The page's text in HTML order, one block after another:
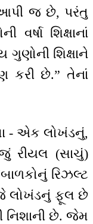
જ છે, પરંતુ
શિક્ષાનાં
શિક્ષાને
કરી છે.” તેનાં
- એક લોખંડનું,
રીયલ (સાચું)
રિઝલ્ટ
લોખંડનું ફૂલ છે
નિશાની છે. જેમ